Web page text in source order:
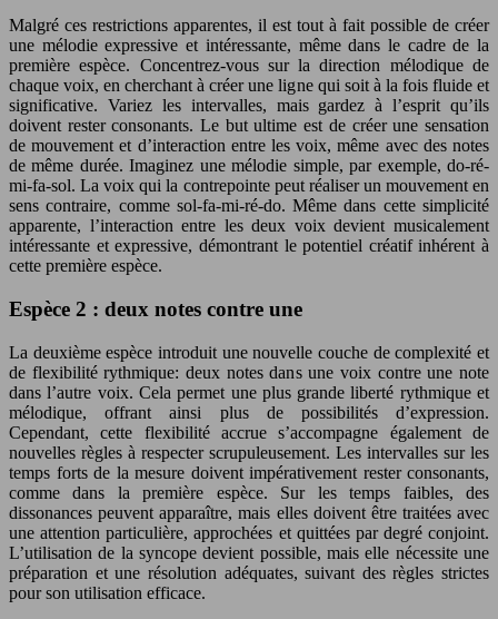
Malgré ces restrictions apparentes, il est tout à fait possible de créer
une mélodie expressive et intéressante, même dans le cadre de la
première espèce. Concentrez-vous sur la direction mélodique de
chaque voix, en cherchant à créer une ligne qui soit à la fois fluide et
significative. Variez les intervalles, mais gardez à l’esprit qu’ils
doivent rester consonants. Le but ultime est de créer une sensation
de mouvement et d’interaction entre les voix, même avec des notes
de même durée. Imaginez une mélodie simple, par exemple, do-ré-
mi-fa-sol. La voix qui la contrepointe peut réaliser un mouvement en
sens contraire, comme sol-fa-mi-ré-do. Même dans cette simplicité
apparente, l’interaction entre les deux voix devient musicalement
intéressante et expressive, démontrant le potentiel créatif inhérent à
cette première espèce.
Espèce 2 : deux notes contre une
La deuxième espèce introduit une nouvelle couche de complexité et
de flexibilité rythmique: deux notes dans une voix contre une note
dans l’autre voix. Cela permet une plus grande liberté rythmique et
mélodique, offrant ainsi plus de possibilités d’expression.
Cependant, cette flexibilité accrue s’accompagne également de
nouvelles règles à respecter scrupuleusement. Les intervalles sur les
temps forts de la mesure doivent impérativement rester consonants,
comme dans la première espèce. Sur les temps faibles, des
dissonances peuvent apparaître, mais elles doivent être traitées avec
une attention particulière, approchées et quittées par degré conjoint.
L’utilisation de la syncope devient possible, mais elle nécessite une
préparation et une résolution adéquates, suivant des règles strictes
pour son utilisation efficace.